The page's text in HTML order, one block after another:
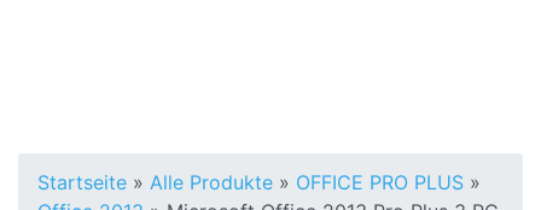
Startseite » Alle Produkte » OFFICE PRO PLUS »